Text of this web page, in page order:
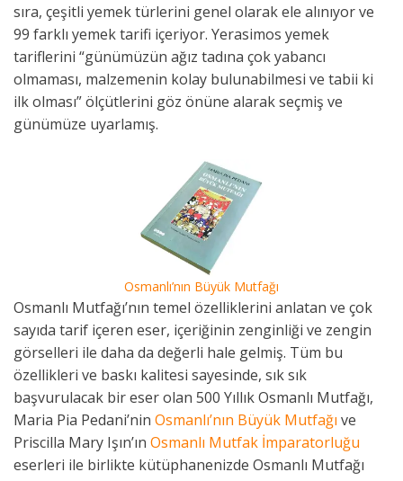
sıra, çeşitli yemek türlerini genel olarak ele alınıyor ve
99 farklı yemek tarifi içeriyor. Yerasimos yemek
tariflerini “günümüzün ağız tadına çok yabancı
olmaması, malzemenin kolay bulunabilmesi ve tabii ki
ilk olması” ölçütlerini göz önüne alarak seçmiş ve
günümüze uyarlamış.
Osmanlı’nın Büyük Mutfağı
Osmanlı Mutfağı’nın temel özelliklerini anlatan ve çok
sayıda tarif içeren eser, içeriğinin zenginliği ve zengin
görselleri ile daha da değerli hale gelmiş. Tüm bu
özellikleri ve baskı kalitesi sayesinde, sık sık
başvurulacak bir eser olan 500 Yıllık Osmanlı Mutfağı,
Maria Pia Pedani’nin Osmanlı’nın Büyük Mutfağı ve
Priscilla Mary Işın’ın Osmanlı Mutfak İmparatorluğu
eserleri ile birlikte kütüphanenizde Osmanlı Mutfağı